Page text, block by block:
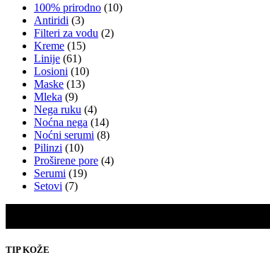
100% prirodno (10)
Antiridi (3)
Filteri za vodu (2)
Kreme (15)
Linije (61)
Losioni (10)
Maske (13)
Mleka (9)
Nega ruku (4)
Noćna nega (14)
Noćni serumi (8)
Pilinzi (10)
Proširene pore (4)
Serumi (19)
Setovi (7)
TIP KOŽE